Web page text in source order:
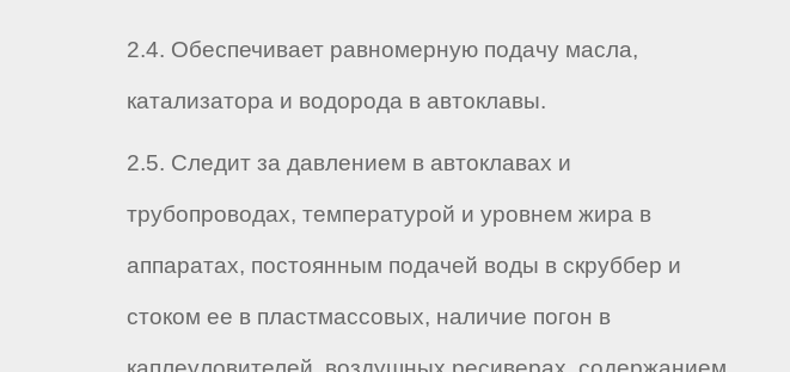
2.4. Обеспечивает равномерную подачу масла,
катализатора и водорода в автоклавы.
2.5. Следит за давлением в автоклавах и
трубопроводах, температурой и уровнем жира в
аппаратах, постоянным подачей воды в скруббер и
стоком ее в пластмассовых, наличие погон в